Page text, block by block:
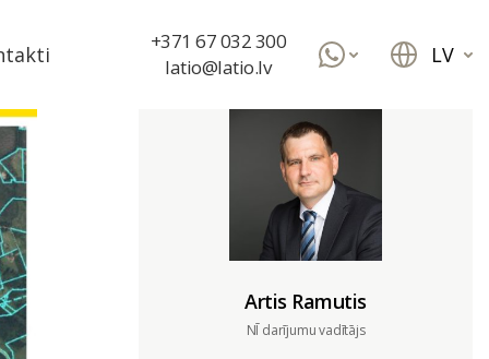
+371 67 032 300
latio@latio.lv
LV
Artis Ramutis
NĪ darījumu vadītājs